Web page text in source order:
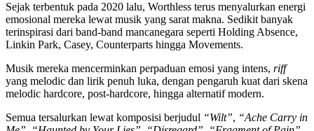
Sejak terbentuk pada 2020 lalu, Worthless terus menyalurkan energi
emosional mereka lewat musik yang sarat makna. Sedikit banyak
terinspirasi dari band-band mancanegara seperti Holding Absence,
Linkin Park, Casey, Counterparts hingga Movements.
Musik mereka mencerminkan perpaduan emosi yang intens, riff
yang melodic dan lirik penuh luka, dengan pengaruh kuat dari skena
melodic hardcore, post-hardcore, hingga alternatif modern.
Semua tersalurkan lewat komposisi berjudul “Wilt”, “Ache Carry in